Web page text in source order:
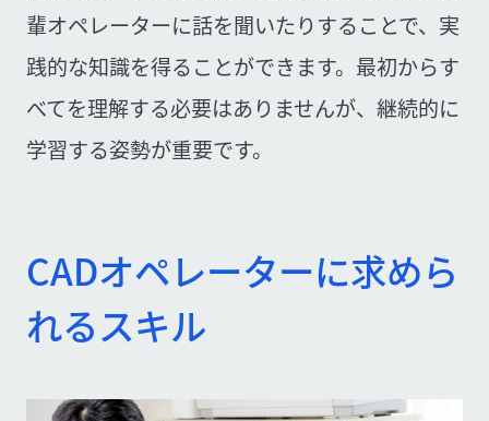
輩オペレーターに話を聞いたりすることで、実
践的な知識を得ることができます。最初からす
べてを理解する必要はありませんが、継続的に
学習する姿勢が重要です。
CADオペレーターに求めら
れるスキル